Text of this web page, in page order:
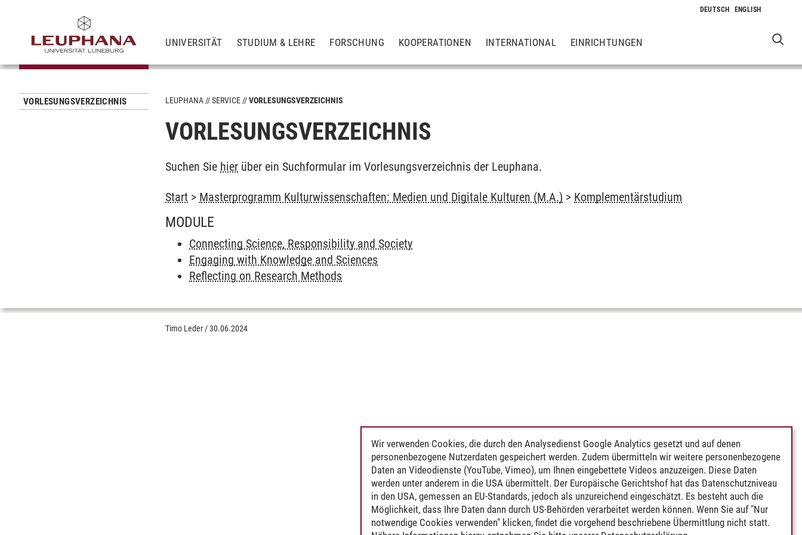
UNIVERSITÄT STUDIUM & LEHRE FORSCHUNG KOOPERATIONEN INTERNATIONAL EINRICHTUNGEN
VORLESUNGSVERZEICHNIS LEUPHANA SERVICE VORLESUNGSVERZEICHNIS
VORLESUNGSVERZEICHNIS
Suchen Sie hier über ein Suchformular im Vorlesungsverzeichnis der Leuphana.
Start > Masterprogramm Kulturwissenschaften: Medien und Digitale Kulturen (M.A.) > Komplementärstudium
MODULE
Connecting Science, Responsibility and Society
Engaging with Knowledge and Sciences
Reflecting on Research Methods
Timo Leder /30.06.2024
Wir verwenden Cookies, die durch den Analysedienst Google Analytics gesetzt und auf denen
personenbezogene Nutzerdaten gespeichert werden. Zudem übermitteln wir weitere personenbezogene
Daten an Videodienste (YouTube, Vimeo), um Ihnen eingebettete Videos anzuzeigen. Diese Daten
werden unter anderem in die USA übermittelt. Der Europäische Gerichtshof hat das Datenschutzniveau
in den USA, gemessen an EU-Standards, jedoch als unzureichend eingeschätzt. Es besteht auch die
Möglichkeit, dass Ihre Daten dann durch US-Behörden verarbeitet werden können. Wenn Sie auf "Nur
notwendige Cookies verwenden" klicken, findet die vorgehend beschriebene Übermittlung nicht statt.